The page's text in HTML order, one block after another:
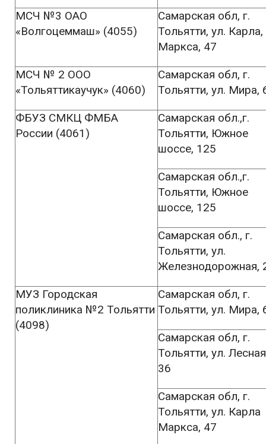
МСЧ №3 ОАО
«Волгоцеммаш» (4055)
Самарская обл, г.
Тольятти, ул. Карла,
Маркса, 47
МСЧ № 2 ООО
«Тольяттикаучук» (4060)
Самарская обл, г.
Тольятти, ул. Мира,
ФБУЗ СМКЦ ФМБА
России (4061)
Самарская обл.,г.
Тольятти, Южное
шоссе, 125
Самарская обл.,г.
Тольятти, Южное
шоссе, 125
Самарская обл., г.
Тольятти, ул.
Железнодорожная,
МУЗ Городская
поликлиника №2 Тольятти
(4098)
Самарская обл, г.
Тольятти, ул. Мира,
Самарская обл, г.
Тольятти, ул.
36
Самарская обл, г.
Тольятти, ул. Карла
Маркса, 47